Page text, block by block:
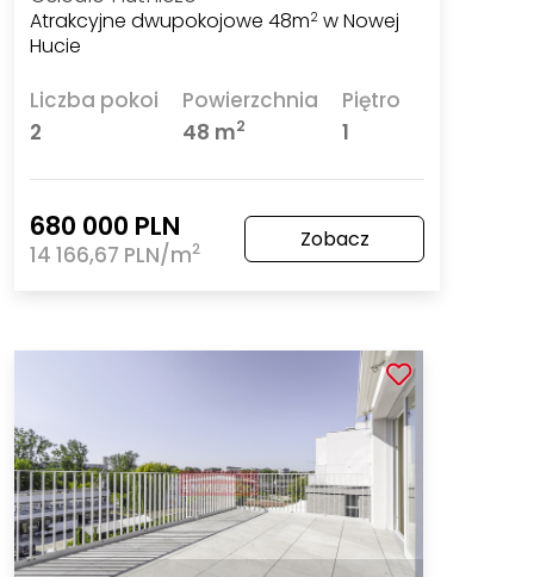
Atrakcyjne dwupokojowe 48m2 w Nowej
Hucie
Liczba pokoi
2
Powierzchnia
48 m2
Piętro
1
680 000 PLN
14 166,67 PLN/m2 Zobacz